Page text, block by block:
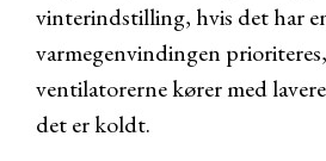
vinterindstilling, hvis det har
varmegenvindingen
ventilatorerne kører med
det er koldt.